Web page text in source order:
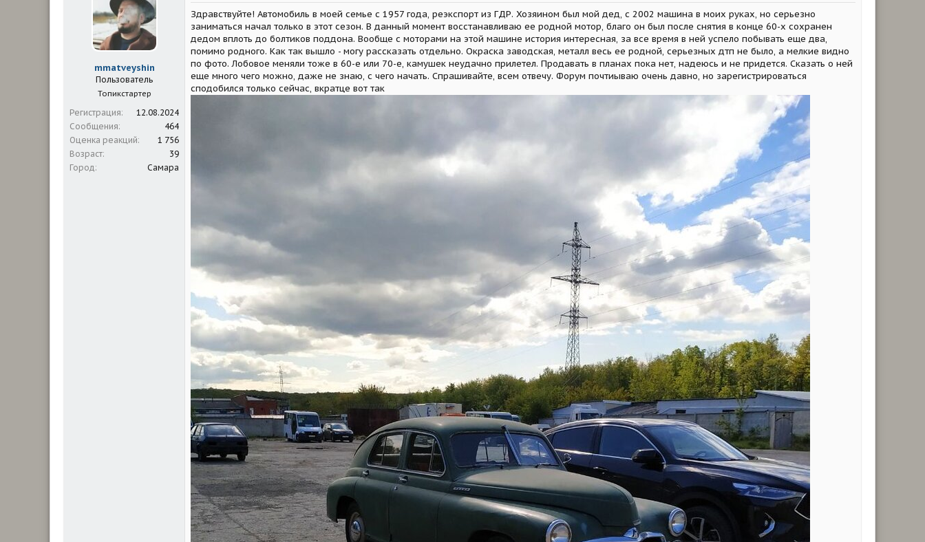
а
л
а
mmatveyshin
Пользователь
Топикстартер
Регистрация
12.08.2024
Сообщения
464
Оценка реакций
1 756
Возраст
39
Город
Самара
Здравствуйте! Автомобиль в моей семье с 1957 года, реэкспорт из ГДР. Хозяином был мой дед, с 2002 машина в моих руках, но серьезно
заниматься начал только в этот сезон. В данный момент восстанавливаю ее родной мотор, благо он был после снятия в конце 60-х сохранен
дедом вплоть до болтиков поддона. Вообще с моторами на этой машине история интересная, за все время в ней успело побывать еще два,
помимо родного. Как так вышло - могу рассказать отдельно. Окраска заводская, металл весь ее родной, серьезных дтп не было, а мелкие видно
по фото. Лобовое меняли тоже в 60-е или 70-е, камушек неудачно прилетел. Продавать в планах пока нет, надеюсь и не придется. Сказать о ней
еще много чего можно, даже не знаю, с чего начать. Спрашивайте, всем отвечу. Форум почтиываю очень давно, но зарегистрироваться
сподобился только сейчас, вкратце вот так